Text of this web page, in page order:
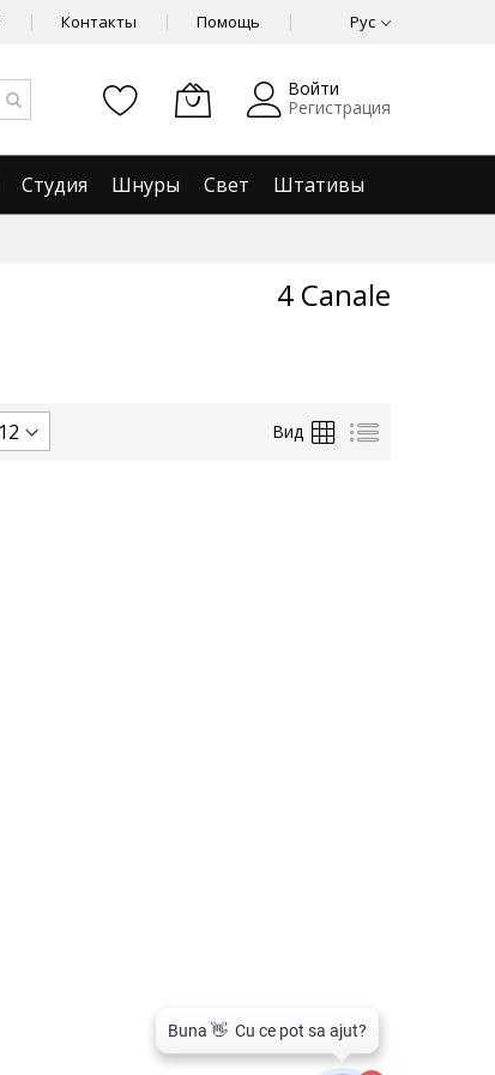
Контакты Помощь Рус
Войти
Регистрация
Студия Шнуры Свет
Штативы
4 Canale
Вид СеткаСписок